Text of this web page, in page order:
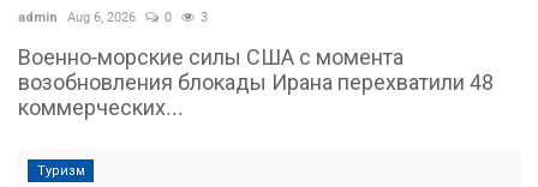
admin Aug 6, 2026 0 3
Военно-морские силы США с момента
возобновления блокады Ирана перехватили 48
коммерческих...
Туризм